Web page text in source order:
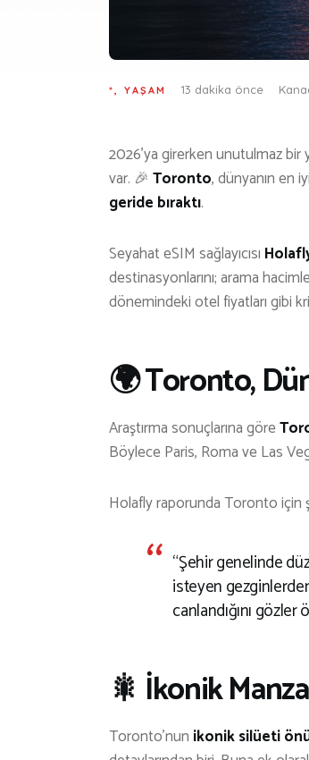
*, YAŞAM 13 dakika önce
2026’ya girerken unutulmaz bir
var. 🎉 Toronto, dünyanın en
geride bıraktı.
Seyahat eSIM sağlayıcısı
destinasyonlarını; arama
dönemindeki otel fiyatları gibi
🌍 Toronto,
Araştırma sonuçlarına göre
Böylece Paris, Roma ve Las
Holafly raporunda Toronto için
“Şehir genelinde
isteyen
canlandığını
🎇 İkonik
Toronto’nun ikonik silüeti